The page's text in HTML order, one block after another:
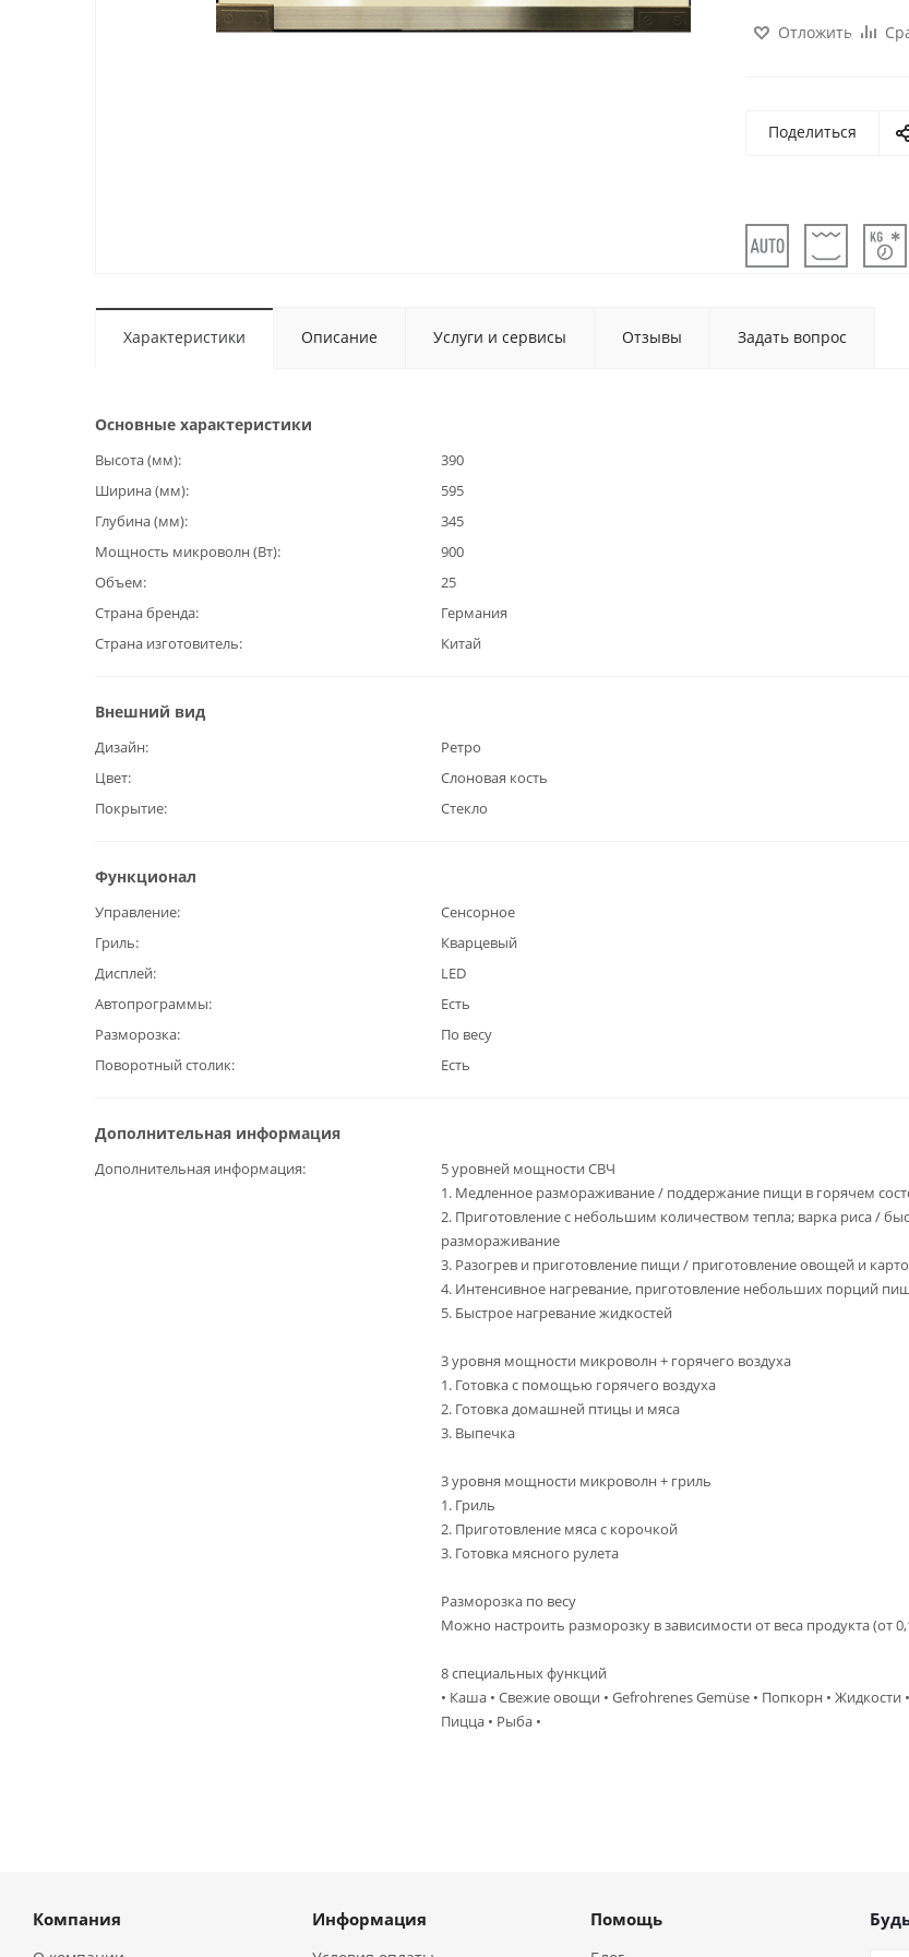
Отложить
Поделиться
Характеристики Описание Услуги и сервисы Отзывы Задать вопрос
Основные характеристики
Высота (мм)
390
Ширина (мм)
595
Глубина (мм)
345
Мощность микроволн (Вт)
900
Объем
25
Страна бренда
Германия
Страна изготовитель
Китай
Внешний вид
Дизайн
Ретро
Цвет
Слоновая кость
Покрытие
Стекло
Функционал
Управление
Сенсорное
Гриль
Кварцевый
Дисплей
LED
Автопрограммы
Есть
Разморозка
По весу
Поворотный столик
Есть
Дополнительная информация
Дополнительная информация
5 уровней мощности СВЧ
1. Медленное размораживание / поддержание пищи в горячем
2. Приготовление с небольшим количеством тепла; варка риса /
размораживание
3. Разогрев и приготовление пищи / приготовление овощей и
4. Интенсивное нагревание, приготовление небольших порций
5. Быстрое нагревание жидкостей
3 уровня мощности микроволн + горячего воздуха
1. Готовка с помощью горячего воздуха
2. Готовка домашней птицы и мяса
3. Выпечка
3 уровня мощности микроволн + гриль
1. Гриль
2. Приготовление мяса с корочкой
3. Готовка мясного рулета
Разморозка по весу
Можно настроить разморозку в зависимости от веса продукта (от
8 специальных функций
• Каша • Свежие овощи • Gefrohrenes Gemüse • Попкорн • Жидкости
Пицца • Рыба •
Компания Информация Помощь